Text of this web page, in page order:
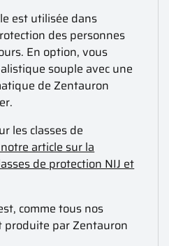
est utilisée dans
des personnes
En option, vous
souple avec une
de Zentauron
les classes de
article sur la
de protection NIJ et
comme tous nos
par Zentauron